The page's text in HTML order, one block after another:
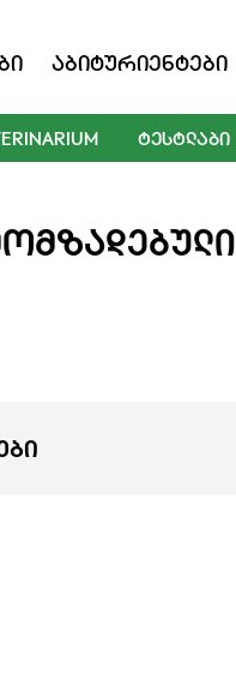
Აბიტურიენტები
ᲢᲔᲡᲢᲚᲐᲑᲘ